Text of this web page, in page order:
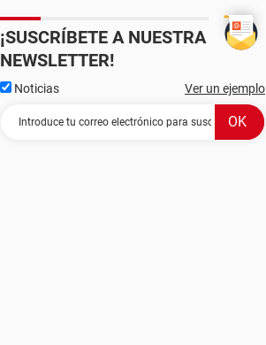
¡SUSCRÍBETE A NUESTRA
NEWSLETTER!
Noticias Ver un ejemplo